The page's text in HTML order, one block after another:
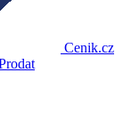
Cenik.cz